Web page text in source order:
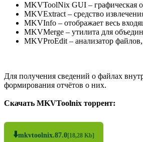
MKVToolNix GUI – графическая
MKVExtract – средство
MKVInfo – отображает весь
MKVMerge – утилита для
MKVProEdit – анализатор
Для получения сведений о файлах
формирования отчётов о них.
Скачать MKVToolnix торрент:
⬇️mkvtoolnix.87.0[18,28 Kb]